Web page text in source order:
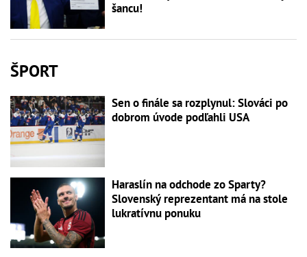
šancu!
ŠPORT
Sen o finále sa rozplynul: Slováci po
dobrom úvode podľahli USA
Haraslín na odchode zo Sparty?
Slovenský reprezentant má na stole
lukratívnu ponuku